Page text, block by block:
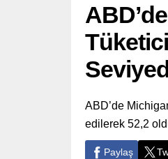
ABD’de
edilerek 52,2
Paylaş